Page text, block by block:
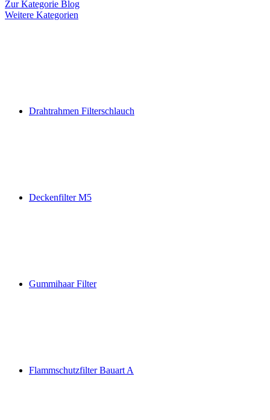
Zur Kategorie Blog
Weitere Kategorien
Drahtrahmen Filterschlauch
Deckenfilter M5
Gummihaar Filter
Flammschutzfilter Bauart A